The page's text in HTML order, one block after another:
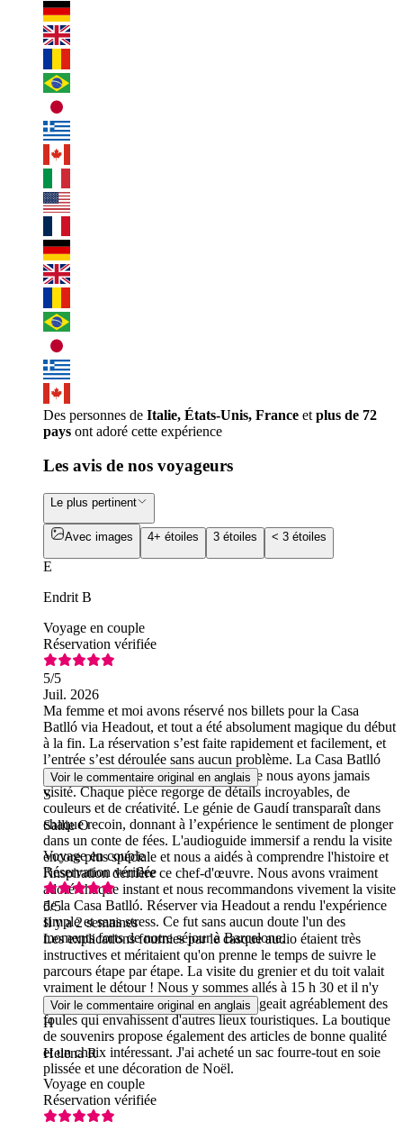
Des personnes de Italie, États-Unis, France et plus de 72
pays ont adoré cette expérience
Les avis de nos voyageurs
Le plus pertinent
Avec images 4+ étoiles 3 étoiles < 3 étoiles
E
Endrit B
Voyage en couple
Réservation vérifiée
5/5
Juil. 2026
Ma femme et moi avons réservé nos billets pour la Casa
Batlló via Headout, et tout a été absolument magique du début
à la fin. La réservation s’est faite rapidement et facilement, et
l’entrée s’est déroulée sans aucun problème. La Casa Batlló
ne ressemble à aucun autre endroit que nous ayons jamais
visité. Chaque pièce regorge de détails incroyables, de
couleurs et de créativité. Le génie de Gaudí transparaît dans
chaque recoin, donnant à l’expérience le sentiment de plonger
dans un conte de fées. L'audioguide immersif a rendu la visite
encore plus spéciale et nous a aidés à comprendre l'histoire et
l'inspiration derrière ce chef-d'œuvre. Nous avons vraiment
adoré chaque instant et nous recommandons vivement la visite
de la Casa Batlló. Réserver via Headout a rendu l'expérience
simple et sans stress. Ce fut sans aucun doute l'un des
moments forts de notre séjour à Barcelone.
Voir le commentaire original en anglais
S
Sallie O
Voyage en couple
Réservation vérifiée
5/5
Il y a 2 semaines
Les explications fournies par le casque audio étaient très
instructives et méritaient qu'on prenne le temps de suivre le
parcours étape par étape. La visite du grenier et du toit valait
vraiment le détour ! Nous y sommes allés à 15 h 30 et il n'y
avait pas du tout de monde. Cela changeait agréablement des
foules qui envahissent d'autres lieux touristiques. La boutique
de souvenirs propose également des articles de bonne qualité
et un choix intéressant. J'ai acheté un sac fourre-tout en soie
plissée et une décoration de Noël.
Voir le commentaire original en anglais
H
Helena R
Voyage en couple
Réservation vérifiée